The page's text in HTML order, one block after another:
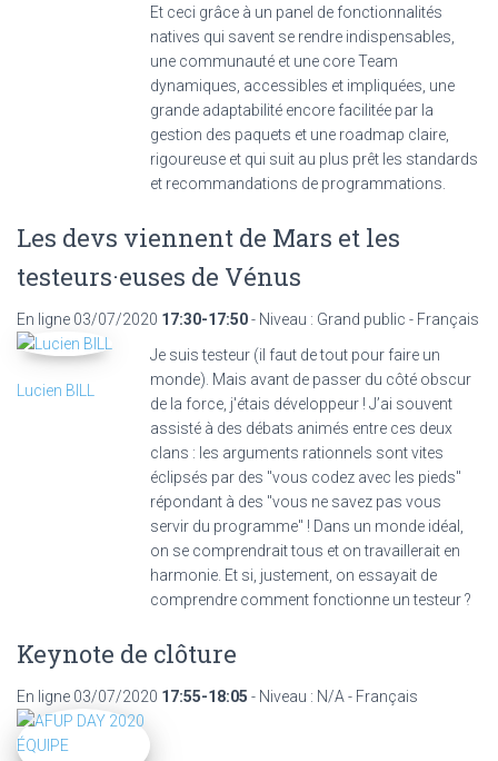
Et ceci grâce à un panel de fonctionnalités
natives qui savent se rendre indispensables,
une communauté et une core Team
dynamiques, accessibles et impliquées, une
grande adaptabilité encore facilitée par la
gestion des paquets et une roadmap claire,
rigoureuse et qui suit au plus prêt les standards
et recommandations de programmations.
Les devs viennent de Mars et les
testeurs·euses de Vénus
En ligne 03/07/2020 17:30-17:50- Niveau : Grand public - Français
Je suis testeur (il faut de tout pour faire un
monde). Mais avant de passer du côté obscur
de la force, j'étais développeur ! J’ai souvent
assisté à des débats animés entre ces deux
clans : les arguments rationnels sont vites
éclipsés par des "vous codez avec les pieds"
répondant à des "vous ne savez pas vous
servir du programme" ! Dans un monde idéal,
on se comprendrait tous et on travaillerait en
harmonie. Et si, justement, on essayait de
comprendre comment fonctionne un testeur ?
Lucien BILL
Keynote de clôture
En ligne 03/07/2020 17:55-18:05 - Niveau : N/A - Français